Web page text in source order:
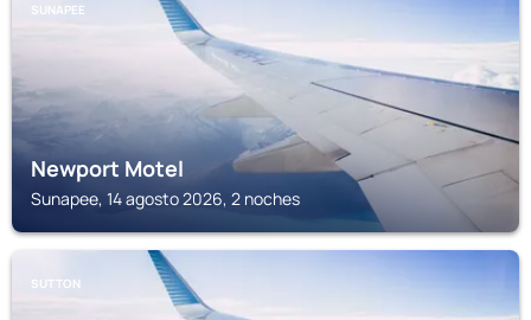
SUNAPEE
Newport Motel
Sunapee, 14 agosto 2026, 2 noches
SUTTON